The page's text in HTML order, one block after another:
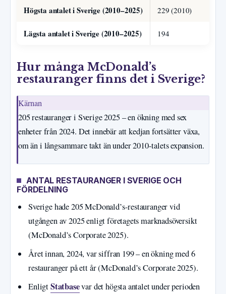
Högsta antalet i Sverige (2010–2025) 229 (2010)
Lägsta antalet i Sverige (2010–2025) 194
Hur många McDonald’s
restauranger finns det i Sverige?
Kärnan
205 restauranger i Sverige 2025 – en ökning med sex
enheter från 2024. Det innebär att kedjan fortsätter växa,
om än i långsammare takt än under 2010-talets expansion.
ANTAL RESTAURANGER I SVERIGE OCH
FÖRDELNING
Sverige hade 205 McDonald’s-restauranger vid
utgången av 2025 enligt företagets marknadsöversikt
(McDonald’s Corporate 2025).
Året innan, 2024, var siffran 199 – en ökning med 6
restauranger på ett år (McDonald’s Corporate 2025).
EnligtStatbasevar det högsta antalet under perioden